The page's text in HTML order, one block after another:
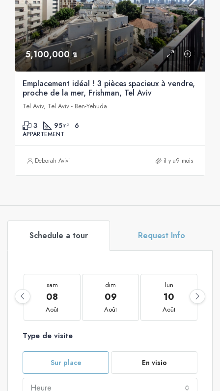
5,100,000 ₪
Emplacement idéal ! 3 pièces spacieux à vendre,
proche de la mer, Frishman, Tel Aviv
Tel Aviv, Tel Aviv - Ben-Yehuda
3 95m² 6
APPARTEMENT
Deborah Avivi il y a9 mois
Schedule a tour Request Info
sam
08
Août
dim
09
Août
lun
10
Août
Type de visite
Sur place En visio
Heure